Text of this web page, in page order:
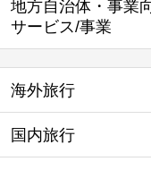
地方自治体・事業
サービス/事業
海外旅行
国内旅行